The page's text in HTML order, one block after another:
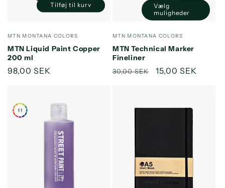
Forhandler:
MTN MONTANA COLORS
MTN Liquid Paint Copper
200 ml
Normalpris
98,00 SEK
Reducer
Default
Title
Øg
Default
Title
Tilføj til kurv
Forhandler:
MTN MONTANA COLORS
MTN Technical Marker
Fineliner
Normalpris
30,00 SEK Udsalgspris
15,00 SEK
Vælg
muligheder